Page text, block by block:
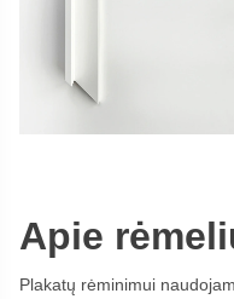
Apie
Plakatų rėminimui